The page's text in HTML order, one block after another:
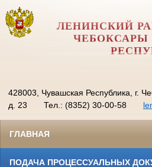
ЛЕНИНСКИЙ
428003, Чувашская Республика, г.
д. 23
Тел.: (8352) 30-00-58
ГЛАВНАЯ
ПОДАЧА ПРОЦЕССУАЛЬНЫХ